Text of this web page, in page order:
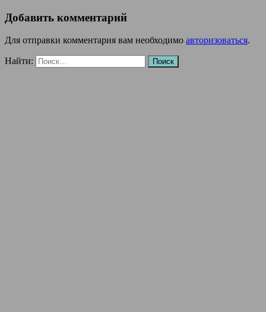
Добавить комментарий
Для отправки комментария вам необходимо авторизоваться.
Найти: